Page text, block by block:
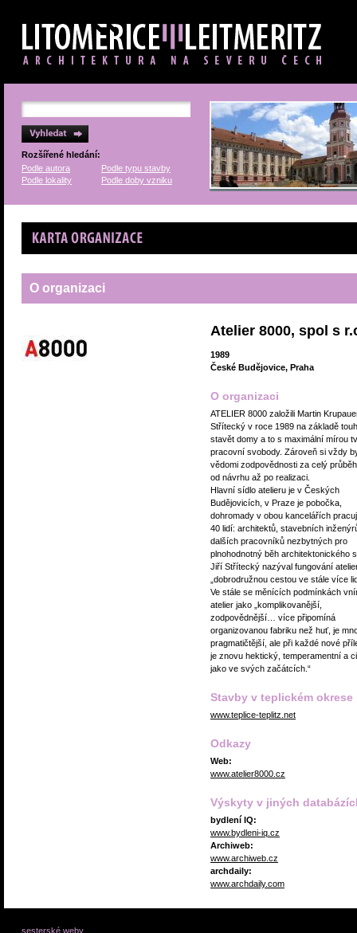
Rozšířené hledání:
Podle autora
Podle typu stavby
Podle lokality
Podle doby vzniku
Karta organizace
O organizaci
Atelier 8000, spol s
1989
České Budějovice, Praha
O organizaci
ATELIER 8000 založili Martin
Střítecký v roce 1989 na základě
stavět domy a to s maximální mírou
pracovní svobody. Zároveň si vždy
vědomi zodpovědnosti za celý
od návrhu až po realizaci.
Hlavní sídlo atelieru je v Českých
Budějovicích, v Praze je pobočka,
dohromady v obou kancelářích
40 lidí: architektů, stavebních
dalších pracovníků nezbytných pro
plnohodnotný běh architektonického
Jiří Střítecký nazýval fungování
„dobrodružnou cestou ve stále více
Ve stále se měnících podmínkách
atelier jako „komplikovanější,
zodpovědnější… více připomíná
organizovanou fabriku než huť, je
pragmatičtější, ale při každé nové
je znovu hektický, temperamentní a
jako ve svých začátcích.“
Stavby v teplickém okrese
www.teplice-teplitz.net
Odkazy
Web:
www.atelier8000.cz
Výskyty v jiných
bydlení IQ:
www.bydleni-iq.cz
Archiweb:
www.archiweb.cz
archdaily:
www.archdaily.com
sesterské weby